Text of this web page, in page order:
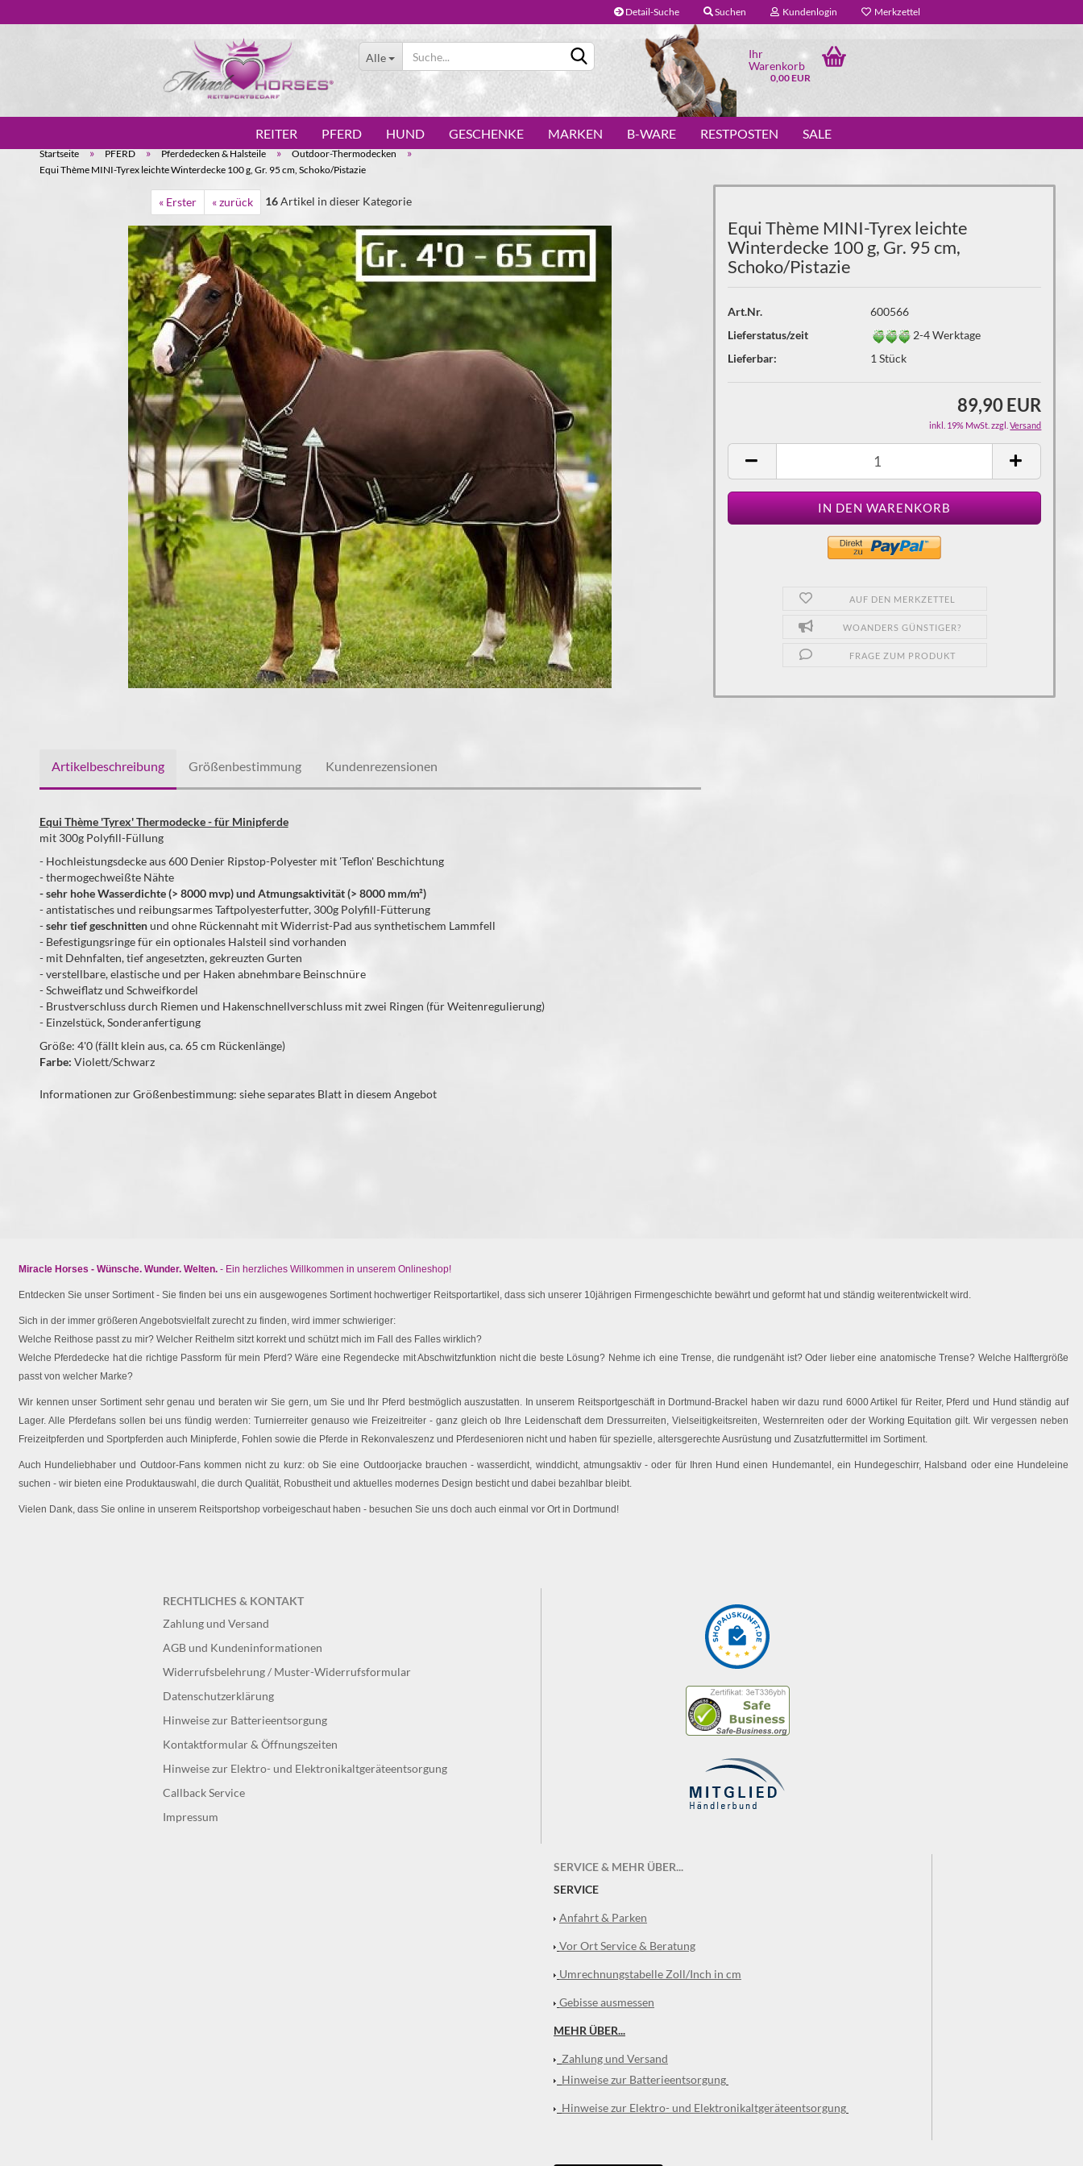
Detail-Suche Suchen Kundenlogin Merkzettel
Alle
Ihr
Warenkorb
0,00 EUR
REITER PFERD HUND GESCHENKE MARKEN B-WARE RESTPOSTEN SALE
Startseite » PFERD » Pferdedecken & Halsteile » Outdoor-Thermodecken »
Equi Thème MINI-Tyrex leichte Winterdecke 100 g, Gr. 95 cm, Schoko/Pistazie
« Erster « zurück 16Artikel in dieser Kategorie
Equi Thème MINI-Tyrex leichte
Winterdecke 100 g, Gr. 95 cm,
Schoko/Pistazie
Art.Nr.
600566
Lieferstatus/zeit
2-4 Werktage
Lieferbar:
1Stück
89,90 EUR
inkl. 19% MwSt. zzgl.Versand
AUF DEN MERKZETTEL
WOANDERS GÜNSTIGER?
FRAGE ZUM PRODUKT
Artikelbeschreibung Größenbestimmung Kundenrezensionen
Equi Thème 'Tyrex' Thermodecke - für Minipferde
mit 300g Polyfill-Füllung
- Hochleistungsdecke aus 600 Denier Ripstop-Polyester mit 'Teflon' Beschichtung
- thermogechweißte Nähte
- sehr hohe Wasserdichte (> 8000 mvp) und Atmungsaktivität (> 8000 mm/m²)
- antistatisches und reibungsarmes Taftpolyesterfutter, 300g Polyfill-Fütterung
-sehr tief geschnittenund ohne Rückennaht mit Widerrist-Pad aus synthetischem Lammfell
- Befestigungsringe für ein optionales Halsteil sind vorhanden
- mit Dehnfalten, tief angesetzten, gekreuzten Gurten
- verstellbare, elastische und per Haken abnehmbare Beinschnüre
- Schweiflatz und Schweifkordel
- Brustverschluss durch Riemen und Hakenschnellverschluss mit zwei Ringen (für Weitenregulierung)
- Einzelstück, Sonderanfertigung
Größe: 4'0 (fällt klein aus, ca. 65 cm Rückenlänge)
Farbe: Violett/Schwarz
Informationen zur Größenbestimmung: siehe separates Blatt in diesem Angebot
Miracle Horses - Wünsche. Wunder. Welten. - Ein herzliches Willkommen in unserem Onlineshop!
Entdecken Sie unser Sortiment - Sie finden bei uns ein ausgewogenes Sortiment hochwertiger Reitsportartikel, dass sich unserer 10jährigen Firmengeschichte bewährt und geformt hat und ständig weiterentwickelt wird.
Sich in der immer größeren Angebotsvielfalt zurecht zu finden, wird immer schwieriger:
Welche Reithose passt zu mir? Welcher Reithelm sitzt korrekt und schützt mich im Fall des Falles wirklich?
Welche Pferdedecke hat die richtige Passform für mein Pferd? Wäre eine Regendecke mit Abschwitzfunktion nicht die beste Lösung? Nehme ich eine Trense, die rundgenäht ist? Oder lieber eine anatomische Trense? Welche Halftergröße
passt von welcher Marke?
Wir kennen unser Sortiment sehr genau und beraten wir Sie gern, um Sie und Ihr Pferd bestmöglich auszustatten. In unserem Reitsportgeschäft in Dortmund-Brackel haben wir dazu rund 6000 Artikel für Reiter, Pferd und Hund ständig auf
Lager. Alle Pferdefans sollen bei uns fündig werden: Turnierreiter genauso wie Freizeitreiter - ganz gleich ob Ihre Leidenschaft dem Dressurreiten, Vielseitigkeitsreiten, Westernreiten oder der Working Equitation gilt. Wir vergessen neben
Freizeitpferden und Sportpferden auch Minipferde, Fohlen sowie die Pferde in Rekonvaleszenz und Pferdesenioren nicht und haben für spezielle, altersgerechte Ausrüstung und Zusatzfuttermittel im Sortiment.
Auch Hundeliebhaber und Outdoor-Fans kommen nicht zu kurz: ob Sie eine Outdoorjacke brauchen - wasserdicht, winddicht, atmungsaktiv - oder für Ihren Hund einen Hundemantel, ein Hundegeschirr, Halsband oder eine Hundeleine
suchen - wir bieten eine Produktauswahl, die durch Qualität, Robustheit und aktuelles modernes Design besticht und dabei bezahlbar bleibt.
Vielen Dank, dass Sie online in unserem Reitsportshop vorbeigeschaut haben - besuchen Sie uns doch auch einmal vor Ort in Dortmund!
RECHTLICHES & KONTAKT
Zahlung und Versand
AGB und Kundeninformationen
Widerrufsbelehrung / Muster-Widerrufsformular
Datenschutzerklärung
Hinweise zur Batterieentsorgung
Kontaktformular & Öffnungszeiten
Hinweise zur Elektro- und Elektronikaltgeräteentsorgung
Callback Service
Impressum
SERVICE & MEHR ÜBER...
SERVICE
Anfahrt & Parken
Vor Ort Service & Beratung
Umrechnungstabelle Zoll/Inch in cm
Gebisse ausmessen
MEHR ÜBER...
Zahlung und Versand
Hinweise zur Batterieentsorgung
Hinweise zur Elektro- und Elektronikaltgeräteentsorgung